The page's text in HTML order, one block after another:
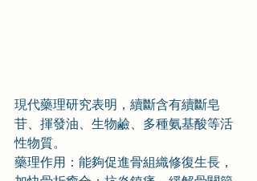
現代藥理研究表明，續斷含有續斷皂
苷、揮發油、生物鹼、多種氨基酸等活
性物質。
藥理作用：能夠促進骨組織修復生長，